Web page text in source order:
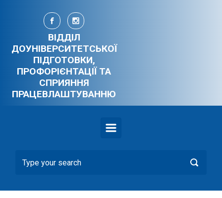
Skip to main content
ВІДДІЛ
ДОУНІВЕРСИТЕТСЬКОЇ
ПІДГОТОВКИ,
ПРОФОРІЄНТАЦІЇ ТА
СПРИЯННЯ
ПРАЦЕВЛАШТУВАННЮ